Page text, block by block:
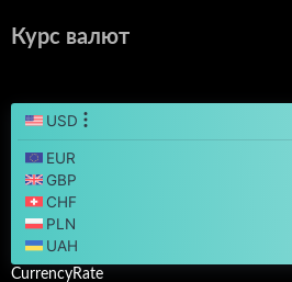
Курс валют
CurrencyRate